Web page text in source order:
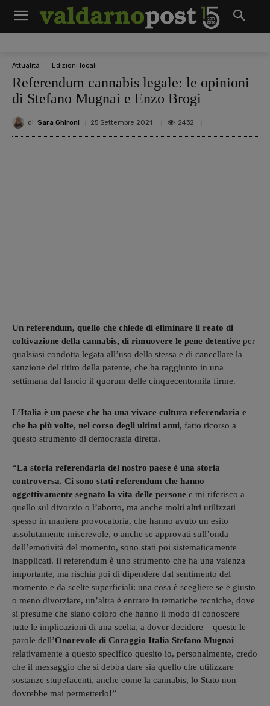
Attualità Edizioni locali
Referendum cannabis legale: le opinioni
di Stefano Mugnai e Enzo Brogi
di Sara Ghironi 25 Settembre 2021 2432
Un referendum, quello che chiede di eliminare il reato di
coltivazione della cannabis, di rimuovere le pene detentive per
qualsiasi condotta legata all’uso della stessa e di cancellare la
sanzione del ritiro della patente, che ha raggiunto in una
settimana dal lancio il quorum delle cinquecentomila firme.
L’Italia è un paese che ha una vivace cultura referendaria e
che ha più volte, nel corso degli ultimi anni, fatto ricorso a
questo strumento di democrazia diretta.
“La storia referendaria del nostro paese è una storia
controversa. Ci sono stati referendum che hanno
oggettivamente segnato la vita delle persone e mi riferisco a
quello sul divorzio o l’aborto, ma anche molti altri utilizzati
spesso in maniera provocatoria, che hanno avuto un esito
assolutamente miserevole, o anche se approvati sull’onda
dell’emotività del momento, sono stati poi sistematicamente
inapplicati. Il referendum è uno strumento che ha una valenza
importante, ma rischia poi di dipendere dal sentimento del
momento e da scelte superficiali: una cosa è scegliere se è giusto
o meno divorziare, un’altra è entrare in tematiche tecniche, dove
si presume che siano coloro che hanno il modo di conoscere
tutte le implicazioni di una scelta, a dover decidere – queste le
parole dell’Onorevole di Coraggio Italia Stefano Mugnai –
relativamente a questo specifico quesito io, personalmente, credo
che il messaggio che si debba dare sia quello che utilizzare
sostanze stupefacenti, anche come la cannabis, lo Stato non
dovrebbe mai permetterlo!”